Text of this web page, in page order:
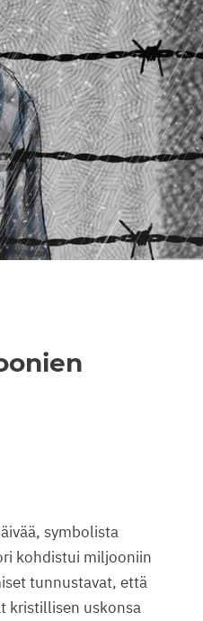
symbolista
kohdistui miljooniin
tunnustavat, että
kristillisen uskonsa